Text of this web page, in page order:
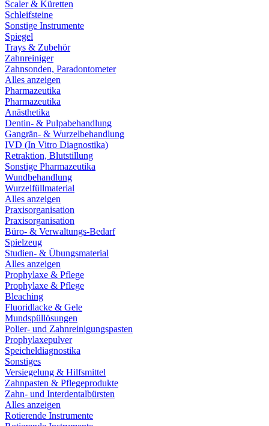
Scaler & Küretten
Schleifsteine
Sonstige Instrumente
Spiegel
Trays & Zubehör
Zahnreiniger
Zahnsonden, Paradontometer
Alles anzeigen
Pharmazeutika
Pharmazeutika
Anästhetika
Dentin- & Pulpabehandlung
Gangrän- & Wurzelbehandlung
IVD (In Vitro Diagnostika)
Retraktion, Blutstillung
Sonstige Pharmazeutika
Wundbehandlung
Wurzelfüllmaterial
Alles anzeigen
Praxisorganisation
Praxisorganisation
Büro- & Verwaltungs-Bedarf
Spielzeug
Studien- & Übungsmaterial
Alles anzeigen
Prophylaxe & Pflege
Prophylaxe & Pflege
Bleaching
Fluoridlacke & Gele
Mundspüllösungen
Polier- und Zahnreinigungspasten
Prophylaxepulver
Speicheldiagnostika
Sonstiges
Versiegelung & Hilfsmittel
Zahnpasten & Pflegeprodukte
Zahn- und Interdentalbürsten
Alles anzeigen
Rotierende Instrumente